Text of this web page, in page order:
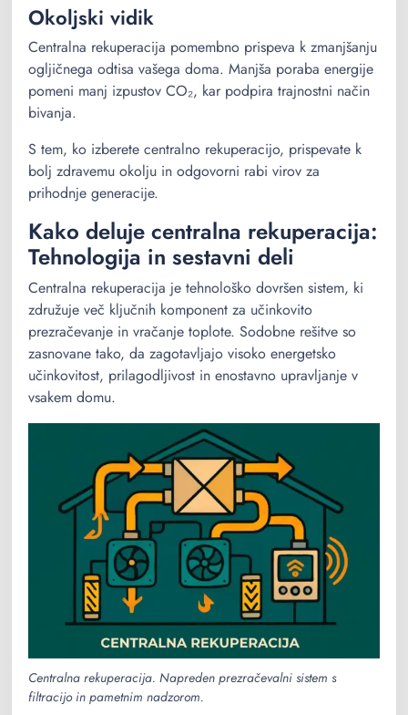
Okoljski vidik
Centralna rekuperacija pomembno prispeva k zmanjšanju
ogljičnega odtisa vašega doma. Manjša poraba energije
pomeni manj izpustov CO₂, kar podpira trajnostni način
bivanja.
S tem, ko izberete centralno rekuperacijo, prispevate k
bolj zdravemu okolju in odgovorni rabi virov za
prihodnje generacije.
Kako deluje centralna rekuperacija:
Tehnologija in sestavni deli
Centralna rekuperacija je tehnološko dovršen sistem, ki
združuje več ključnih komponent za učinkovito
prezračevanje in vračanje toplote. Sodobne rešitve so
zasnovane tako, da zagotavljajo visoko energetsko
učinkovitost, prilagodljivost in enostavno upravljanje v
vsakem domu.
Centralna rekuperacija. Napreden prezračevalni sistem s
filtracijo in pametnim nadzorom.